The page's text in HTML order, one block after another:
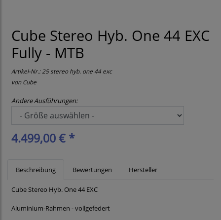
Cube Stereo Hyb. One 44 EXC
Fully - MTB
Artikel-Nr.:25 stereo hyb. one 44 exc
vonCube
Andere Ausführungen:
4.499,00 € *
Beschreibung Bewertungen Hersteller
Cube Stereo Hyb. One 44 EXC
Aluminium-Rahmen - vollgefedert